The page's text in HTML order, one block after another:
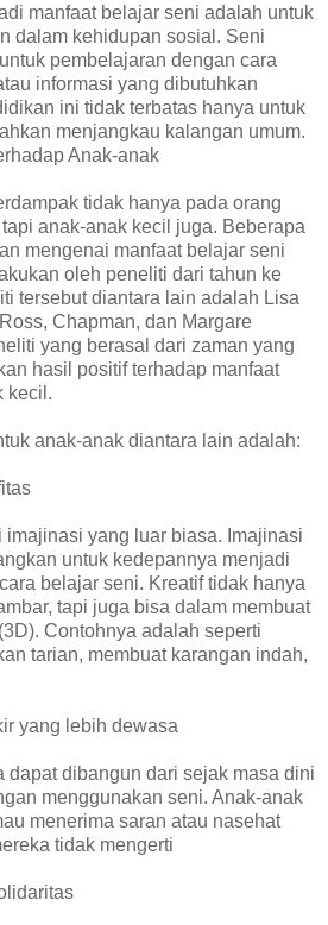
manfaat belajar seni adalah untuk
dalam kehidupan sosial. Seni
pembelajaran dengan cara
informasi yang dibutuhkan
ini tidak terbatas hanya untuk
menjangkau kalangan umum.
Anak-anak
tidak hanya pada orang
anak-anak kecil juga. Beberapa
mengenai manfaat belajar seni
oleh peneliti dari tahun ke
tersebut diantara lain adalah Lisa
Chapman, dan Margare
yang berasal dari zaman yang
hasil positif terhadap manfaat
kecil.
anak-anak diantara lain adalah:
yang luar biasa. Imajinasi
untuk kedepannya menjadi
belajar seni. Kreatif tidak hanya
tapi juga bisa dalam membuat
Contohnya adalah seperti
tarian, membuat karangan indah,
yang lebih dewasa
dapat dibangun dari sejak masa dini
menggunakan seni. Anak-anak
menerima saran atau nasehat
tidak mengerti